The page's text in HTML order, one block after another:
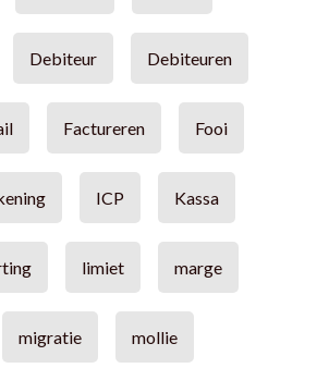
Debiteur Debiteuren
Factureren Fooi
ICP Kassa
limiet marge
migratie mollie